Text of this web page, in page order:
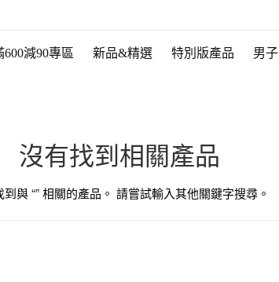
600減90專區 新品&精選 特別版產品 男子
沒有找到相關產品
與 “” 相關的產品。 請嘗試輸入其他關鍵字搜尋。